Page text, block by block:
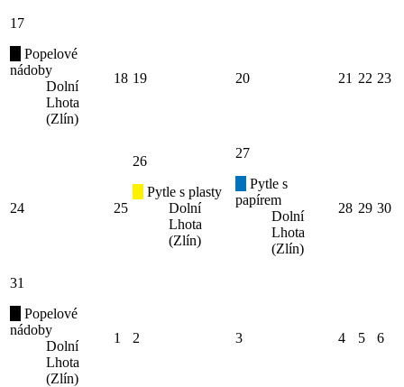
17
Popelové
nádoby
Dolní
Lhota
(Zlín)
18 19 20 21 22 23
24 25
26
Pytle s plasty
Dolní
Lhota
(Zlín)
27
Pytle s
papírem
Dolní
Lhota
(Zlín)
28 29 30
31
Popelové
nádoby
Dolní
Lhota
(Zlín)
1 2 3 4 5 6